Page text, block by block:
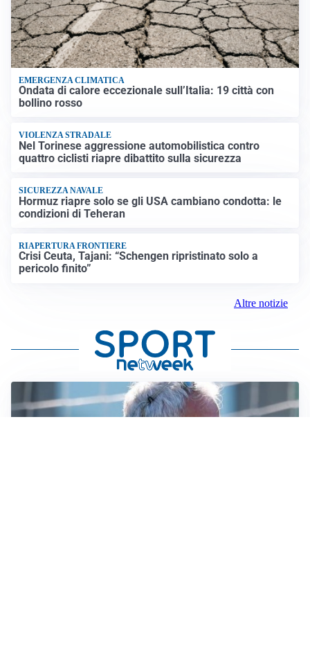
EMERGENZA CLIMATICA
Ondata di calore eccezionale sull’Italia: 19 città con
bollino rosso
VIOLENZA STRADALE
Nel Torinese aggressione automobilistica contro
quattro ciclisti riapre dibattito sulla sicurezza
SICUREZZA NAVALE
Hormuz riapre solo se gli USA cambiano condotta: le
condizioni di Teheran
RIAPERTURA FRONTIERE
Crisi Ceuta, Tajani: “Schengen ripristinato solo a
pericolo finito”
Altre notizie